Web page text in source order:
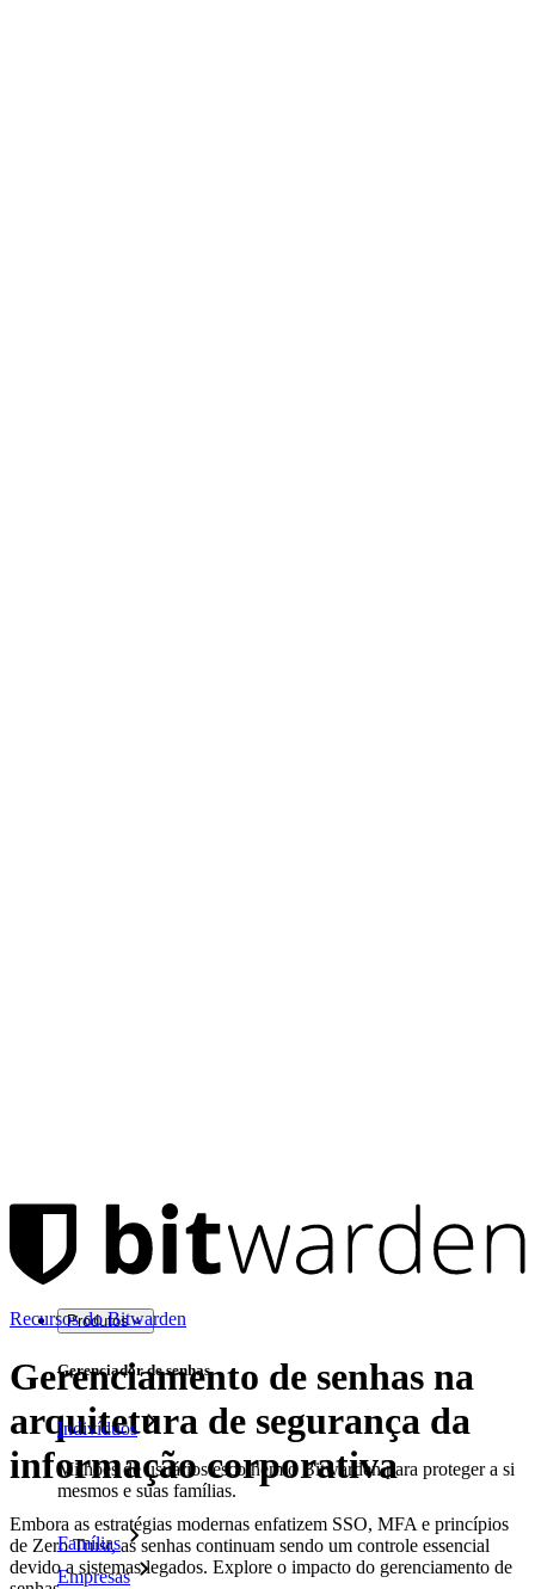
Produtos
Gerenciador de senhas
Indivíduos
Milhões de usuários escolhem o Bitwarden para proteger a si
mesmos e suas famílias.
Famílias
Empresas
Recursos do Bitwarden
Gerenciamento de senhas na
arquitetura de segurança da
informação corporativa
Embora as estratégias modernas enfatizem SSO, MFA e princípios
de Zero Trust, as senhas continuam sendo um controle essencial
devido a sistemas legados. Explore o impacto do gerenciamento de